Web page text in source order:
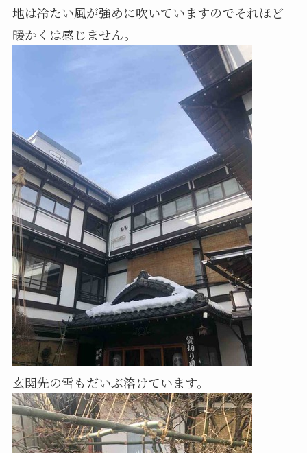
地は冷たい風が強めに吹いていますのでそれほど
暖かくは感じません。
玄関先の雪もだいぶ溶けています。